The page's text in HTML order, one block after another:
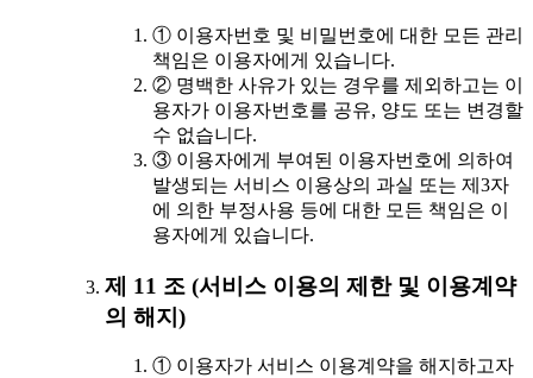
① 이용자번호 및 비밀번호에 대한 모든 관리
책임은 이용자에게 있습니다.
② 명백한 사유가 있는 경우를 제외하고는 이
용자가 이용자번호를 공유, 양도 또는 변경할
수 없습니다.
③ 이용자에게 부여된 이용자번호에 의하여
발생되는 서비스 이용상의 과실 또는 제3자
에 의한 부정사용 등에 대한 모든 책임은 이
용자에게 있습니다.
제 11 조 (서비스 이용의 제한 및 이용계약
의 해지)
① 이용자가 서비스 이용계약을 해지하고자